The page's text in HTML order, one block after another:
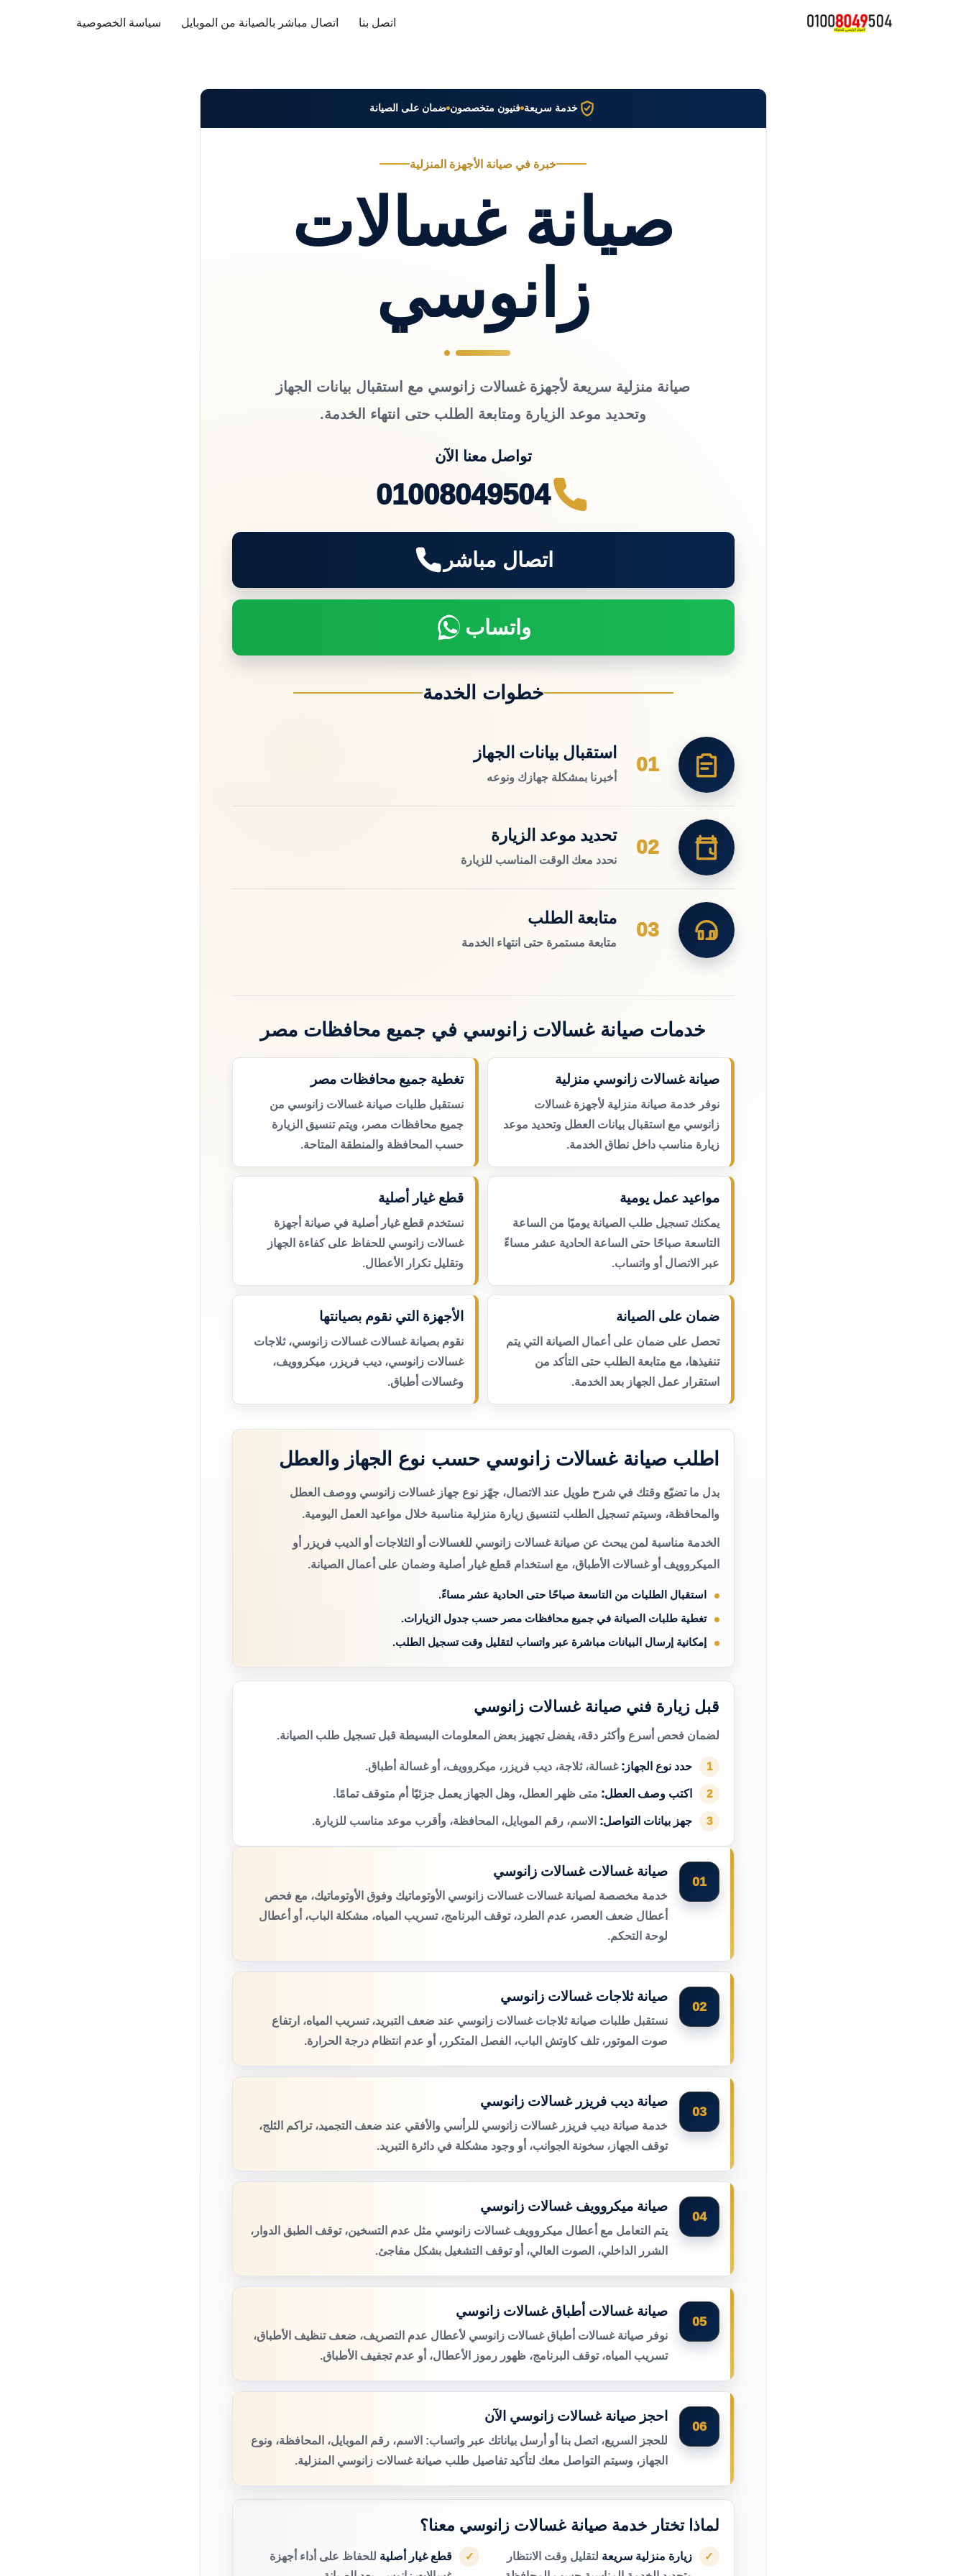
اتصل بنا اتصال مباشر بالصيانة من الموبايل سياسة الخصوصية
خدمة سريعة فنيون متخصصون ضمان على الصيانة
خبرة في صيانة الأجهزة المنزلية
صيانة غسالات
زانوسي
صيانة منزلية سريعة لأجهزة غسالات زانوسي مع استقبال بيانات الجهاز
وتحديد موعد الزيارة ومتابعة الطلب حتى انتهاء الخدمة.
تواصل معنا الآن
01008049504
اتصال مباشر
واتساب
خطوات الخدمة
01
استقبال بيانات الجهاز
أخبرنا بمشكلة جهازك ونوعه
02
تحديد موعد الزيارة
نحدد معك الوقت المناسب للزيارة
03
متابعة الطلب
متابعة مستمرة حتى انتهاء الخدمة
خدمات صيانة غسالات زانوسي في جميع محافظات مصر
صيانة غسالات زانوسي منزلية
نوفر خدمة صيانة منزلية لأجهزة غسالات
زانوسي مع استقبال بيانات العطل وتحديد موعد
زيارة مناسب داخل نطاق الخدمة.
تغطية جميع محافظات مصر
نستقبل طلبات صيانة غسالات زانوسي من
جميع محافظات مصر، ويتم تنسيق الزيارة
حسب المحافظة والمنطقة المتاحة.
مواعيد عمل يومية
يمكنك تسجيل طلب الصيانة يوميًا من الساعة
التاسعة صباحًا حتى الساعة الحادية عشر مساءً
عبر الاتصال أو واتساب.
قطع غيار أصلية
نستخدم قطع غيار أصلية في صيانة أجهزة
غسالات زانوسي للحفاظ على كفاءة الجهاز
وتقليل تكرار الأعطال.
ضمان على الصيانة
تحصل على ضمان على أعمال الصيانة التي يتم
تنفيذها، مع متابعة الطلب حتى التأكد من
استقرار عمل الجهاز بعد الخدمة.
الأجهزة التي نقوم بصيانتها
نقوم بصيانة غسالات غسالات زانوسي، ثلاجات
غسالات زانوسي، ديب فريزر، ميكروويف،
وغسالات أطباق.
اطلب صيانة غسالات زانوسي حسب نوع الجهاز والعطل
بدل ما تضيّع وقتك في شرح طويل عند الاتصال، جهّز نوع جهاز غسالات زانوسي ووصف العطل
والمحافظة، وسيتم تسجيل الطلب لتنسيق زيارة منزلية مناسبة خلال مواعيد العمل اليومية.
الخدمة مناسبة لمن يبحث عن صيانة غسالات زانوسي للغسالات أو الثلاجات أو الديب فريزر أو
الميكروويف أو غسالات الأطباق، مع استخدام قطع غيار أصلية وضمان على أعمال الصيانة.
استقبال الطلبات من التاسعة صباحًا حتى الحادية عشر مساءً.
تغطية طلبات الصيانة في جميع محافظات مصر حسب جدول الزيارات.
إمكانية إرسال البيانات مباشرة عبر واتساب لتقليل وقت تسجيل الطلب.
قبل زيارة فني صيانة غسالات زانوسي
لضمان فحص أسرع وأكثر دقة، يفضل تجهيز بعض المعلومات البسيطة قبل تسجيل طلب الصيانة.
1 حدد نوع الجهاز: غسالة، ثلاجة، ديب فريزر، ميكروويف، أو غسالة أطباق.
2 اكتب وصف العطل: متى ظهر العطل، وهل الجهاز يعمل جزئيًا أم متوقف تمامًا.
3 جهز بيانات التواصل: الاسم، رقم الموبايل، المحافظة، وأقرب موعد مناسب للزيارة.
01
صيانة غسالات غسالات زانوسي
خدمة مخصصة لصيانة غسالات غسالات زانوسي الأوتوماتيك وفوق الأوتوماتيك، مع فحص
أعطال ضعف العصر، عدم الطرد، توقف البرنامج، تسريب المياه، مشكلة الباب، أو أعطال
لوحة التحكم.
02
صيانة ثلاجات غسالات زانوسي
نستقبل طلبات صيانة ثلاجات غسالات زانوسي عند ضعف التبريد، تسريب المياه، ارتفاع
صوت الموتور، تلف كاوتش الباب، الفصل المتكرر، أو عدم انتظام درجة الحرارة.
03
صيانة ديب فريزر غسالات زانوسي
خدمة صيانة ديب فريزر غسالات زانوسي للرأسي والأفقي عند ضعف التجميد، تراكم الثلج،
توقف الجهاز، سخونة الجوانب، أو وجود مشكلة في دائرة التبريد.
04
صيانة ميكروويف غسالات زانوسي
يتم التعامل مع أعطال ميكروويف غسالات زانوسي مثل عدم التسخين، توقف الطبق الدوار،
الشرر الداخلي، الصوت العالي، أو توقف التشغيل بشكل مفاجئ.
05
صيانة غسالات أطباق غسالات زانوسي
نوفر صيانة غسالات أطباق غسالات زانوسي لأعطال عدم التصريف، ضعف تنظيف الأطباق،
تسريب المياه، توقف البرنامج، ظهور رموز الأعطال، أو عدم تجفيف الأطباق.
06
احجز صيانة غسالات زانوسي الآن
للحجز السريع، اتصل بنا أو أرسل بياناتك عبر واتساب: الاسم، رقم الموبايل، المحافظة، ونوع
الجهاز، وسيتم التواصل معك لتأكيد تفاصيل طلب صيانة غسالات زانوسي المنزلية.
لماذا تختار خدمة صيانة غسالات زانوسي معنا؟
✓ زيارة منزلية سريعة لتقليل وقت الانتظار
✓ قطع غيار أصلية للحفاظ على أداء أجهزة